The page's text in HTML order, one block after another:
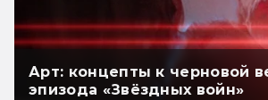
Арт: концепты к черновой
эпизода «Звёздных войн»